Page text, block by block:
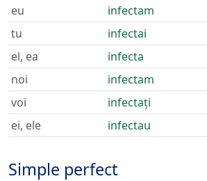
eu
infectam
tu
infectai
el, ea
infecta
noi
infectam
voi
infectați
ei, ele
infectau
Simple perfect